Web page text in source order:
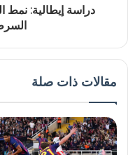
دراسة إيطالية: نمط
مقالات ذات صلة